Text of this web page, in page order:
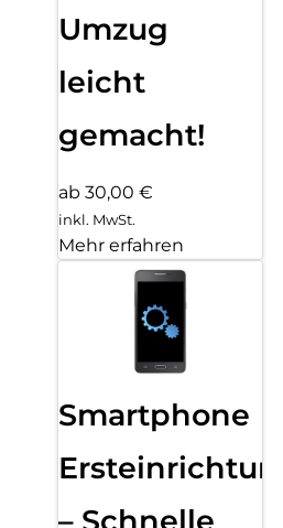
Umzug
leicht
gemacht!
ab 30,00 €
inkl. MwSt.
Mehr erfahren
Smartphone
Ersteinrichtung